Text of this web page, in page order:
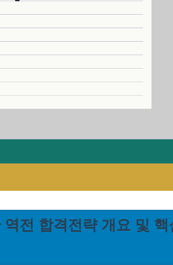
전 합격전략 개요 및 핵